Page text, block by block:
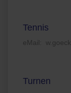
Tennis
eMail:
Turnen